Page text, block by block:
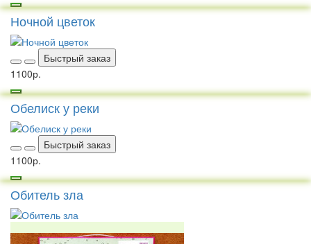
Ночной цветок
Быстрый заказ
1100р.
Обелиск у реки
Быстрый заказ
1100р.
Обитель зла